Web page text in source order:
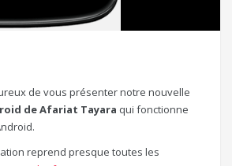
de vous présenter notre nouvelle
de Afariat Tayara qui fonctionne
reprend presque toutes les